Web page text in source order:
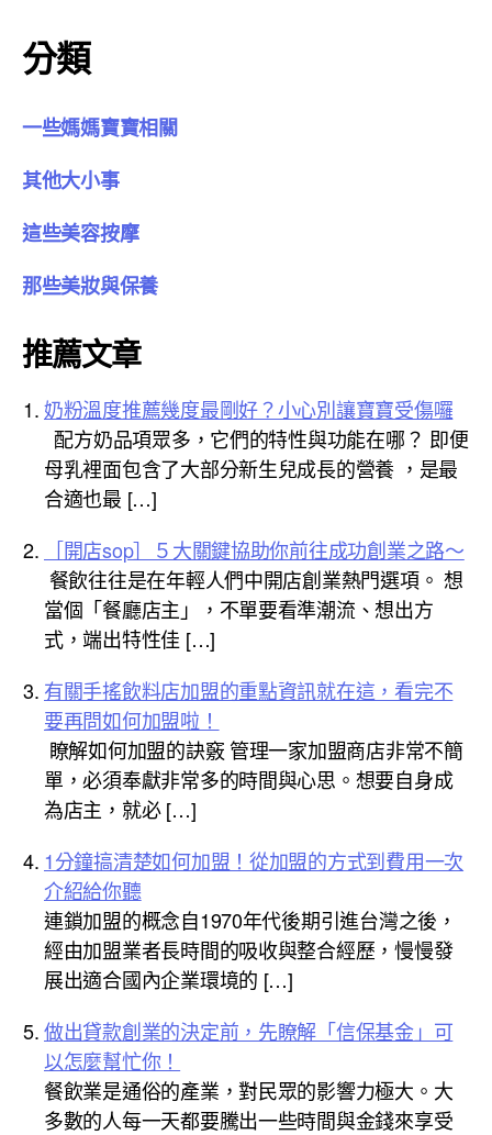
分類
一些媽媽寶寶相關
其他大小事
這些美容按摩
那些美妝與保養
推薦文章
奶粉溫度推薦幾度最剛好？小心別讓寶寶受傷囉
配方奶品項眾多，它們的特性與功能在哪？ 即便
母乳裡面包含了大部分新生兒成長的營養 ，是最
合適也最 […]
［開店sop］５大關鍵協助你前往成功創業之路～
餐飲往往是在年輕人們中開店創業熱門選項。 想
當個「餐廳店主」，不單要看準潮流、想出方
式，端出特性佳 […]
有關手搖飲料店加盟的重點資訊就在這，看完不
要再問如何加盟啦！
瞭解如何加盟的訣竅 管理一家加盟商店非常不簡
單，必須奉獻非常多的時間與心思。想要自身成
為店主，就必 […]
1分鐘搞清楚如何加盟！從加盟的方式到費用一次
介紹給你聽
連鎖加盟的概念自1970年代後期引進台灣之後，
經由加盟業者長時間的吸收與整合經歷，慢慢發
展出適合國內企業環境的 […]
做出貸款創業的決定前，先瞭解「信保基金」可
以怎麼幫忙你！
餐飲業是通俗的產業，對民眾的影響力極大。大
多數的人每一天都要騰出一些時間與金錢來享受